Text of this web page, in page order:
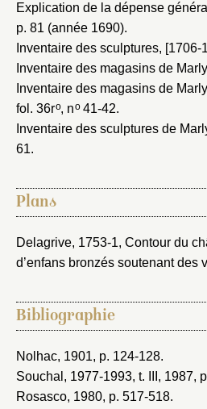
Explication de la dépense
p. 81 (année 1690).
Inventaire des sculptures, [1706-
Inventaire des magasins de
Inventaire des magasins de
fol. 36ro, no41-42.
Inventaire des sculptures de
61.
Plans
Delagrive, 1753-1, Contour du
d’enfans bronzés soutenant des
Bibliographie
Nolhac, 1901, p. 124-128.
Souchal, 1977-1993, t. III, 1987,
Rosasco, 1980, p. 517-518.